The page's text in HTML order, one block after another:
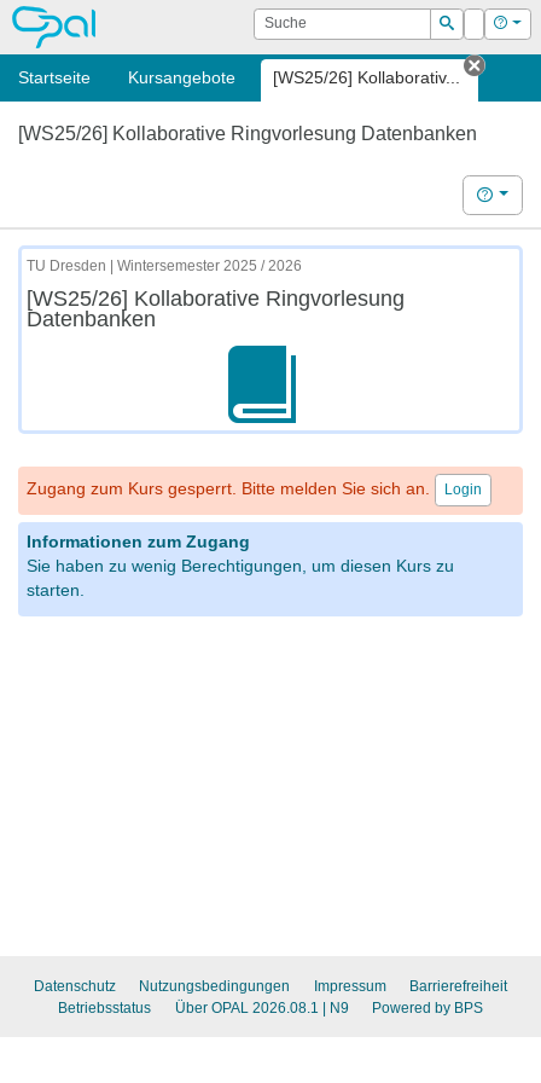
OPAL Suche
Suchen
Login Hilfe
Startseite Kursangebote [WS25/26] Kollaborativ...
Tab
[WS25/26] Kollaborative Ringvorlesung Datenbanken
Hilfe
TU Dresden | Wintersemester 2025 / 2026
[WS25/26] Kollaborative Ringvorlesung
Datenbanken
Zugang zum Kurs gesperrt. Bitte melden Sie sich an. Login
Informationen zum Zugang
Sie haben zu wenig Berechtigungen, um diesen Kurs zu
starten.
Datenschutz Nutzungsbedingungen Impressum
Barrierefreiheit
Betriebsstatus
Über OPAL 2026.08.1 | N9 Powered by BPS